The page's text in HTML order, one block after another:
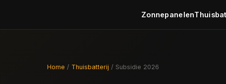
Zonnepanelen
Home / Thuisbatterij / Subsidie 2026